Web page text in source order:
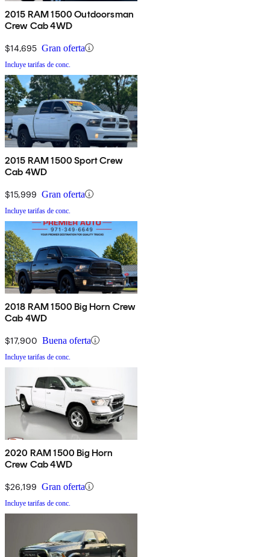
2015 RAM 1500 Outdoorsman
Crew Cab 4WD
$14,695 Gran oferta
Incluye tarifas de conc.
2015 RAM 1500 Sport Crew
Cab 4WD
$15,999 Gran oferta
Incluye tarifas de conc.
2018 RAM 1500 Big Horn Crew
Cab 4WD
$17,900 Buena oferta
Incluye tarifas de conc.
2020 RAM 1500 Big Horn
Crew Cab 4WD
$26,199 Gran oferta
Incluye tarifas de conc.